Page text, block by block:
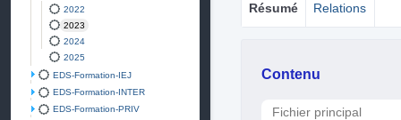
2022
2023
2024
2025
EDS-Formation-IEJ
EDS-Formation-INTER
EDS-Formation-PRIV
Résumé Relations
Contenu
Fichier principal